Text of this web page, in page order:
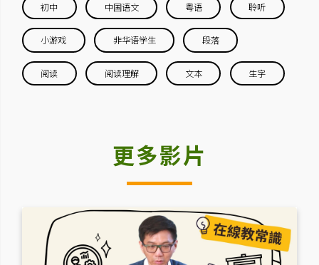
初中 中国语文 粤语 聆听
小游戏 非华语学生 段落
阅读 阅读理解 文本 生字
更多影片